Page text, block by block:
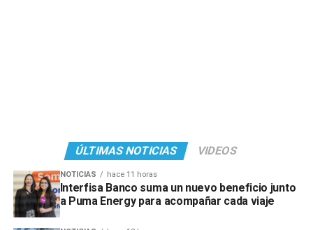
ÚLTIMAS NOTICIAS VIDEOS
NOTICIAS hace 11 horas
Interfisa Banco suma un nuevo beneficio junto
a Puma Energy para acompañar cada viaje